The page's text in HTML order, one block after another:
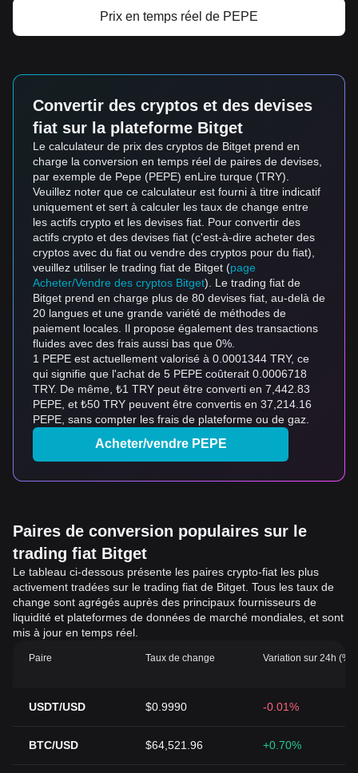
Prix en temps réel de PEPE
Convertir des cryptos et des devises
fiat sur la plateforme Bitget
Le calculateur de prix des cryptos de Bitget prend en
charge la conversion en temps réel de paires de devises,
par exemple de Pepe (PEPE) enLire turque (TRY).
Veuillez noter que ce calculateur est fourni à titre indicatif
uniquement et sert à calculer les taux de change entre
les actifs crypto et les devises fiat. Pour convertir des
actifs crypto et des devises fiat (c'est-à-dire acheter des
cryptos avec du fiat ou vendre des cryptos pour du fiat),
veuillez utiliser le trading fiat de Bitget (page
Acheter/Vendre des cryptos Bitget). Le trading fiat de
Bitget prend en charge plus de 80 devises fiat, au-delà de
20 langues et une grande variété de méthodes de
paiement locales. Il propose également des transactions
fluides avec des frais aussi bas que 0%.
1 PEPE est actuellement valorisé à 0.0001344 TRY, ce
qui signifie que l'achat de 5 PEPE coûterait 0.0006718
TRY. De même, ₺1 TRY peut être converti en 7,442.83
PEPE, et ₺50 TRY peuvent être convertis en 37,214.16
PEPE, sans compter les frais de plateforme ou de gaz.
Acheter/vendre PEPE
Paires de conversion populaires sur le
trading fiat Bitget
Le tableau ci-dessous présente les paires crypto-fiat les plus
activement tradées sur le trading fiat de Bitget. Tous les taux de
change sont agrégés auprès des principaux fournisseurs de
liquidité et plateformes de données de marché mondiales, et sont
mis à jour en temps réel.
Paire Taux de change Variation sur 24h (%)
USDT/USD $0.9990 -0.01%
BTC/USD $64,521.96 +0.70%